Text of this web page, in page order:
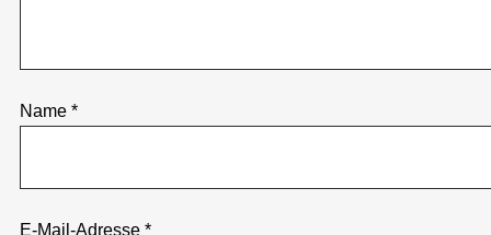
Name *
E-Mail-Adresse *